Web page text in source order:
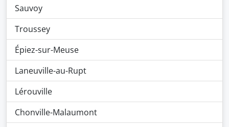
Sauvoy
Troussey
Épiez-sur-Meuse
Laneuville-au-Rupt
Lérouville
Chonville-Malaumont